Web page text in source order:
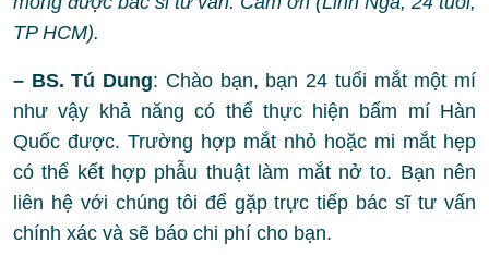
TP HCM).
– BS. Tú Dung: Chào bạn, bạn 24 tuổi mắt một mí
như vậy khả năng có thể thực hiện bấm mí Hàn
Quốc được. Trường hợp mắt nhỏ hoặc mi mắt hẹp
có thể kết hợp phẫu thuật làm mắt nở to. Bạn nên
liên hệ với chúng tôi để gặp trực tiếp bác sĩ tư vấn
chính xác và sẽ báo chi phí cho bạn.